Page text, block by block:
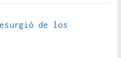
de los